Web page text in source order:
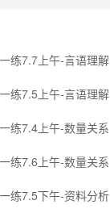
练7.7上午-言语理解
练7.5上午-言语理解
练7.4上午-数量关系
练7.6上午-数量关系
练7.5下午-资料分析